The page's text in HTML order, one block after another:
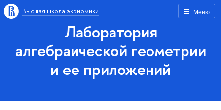
Меню
Высшая школа экономики
Лаборатория
алгебраической геометрии
и ее приложений